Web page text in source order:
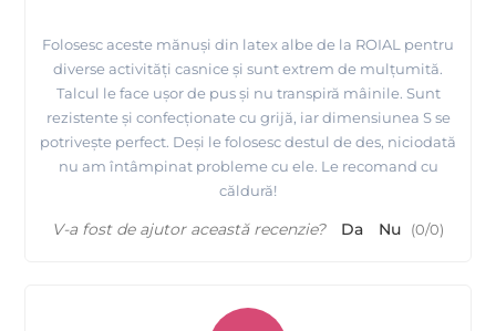
Folosesc aceste mănuși din latex albe de la ROIAL pentru
diverse activități casnice și sunt extrem de mulțumită.
Talcul le face ușor de pus și nu transpiră mâinile. Sunt
rezistente și confecționate cu grijă, iar dimensiunea S se
potrivește perfect. Deși le folosesc destul de des, niciodată
nu am întâmpinat probleme cu ele. Le recomand cu
căldură!
V-a fost de ajutor această recenzie? Da Nu (0/0)